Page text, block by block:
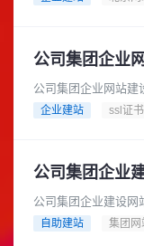
公司集团企业网站建
标在建设网站之前
企业建站 ssl证书
公司集团企业建设网
算范围：基础型网
自助建站 集团网